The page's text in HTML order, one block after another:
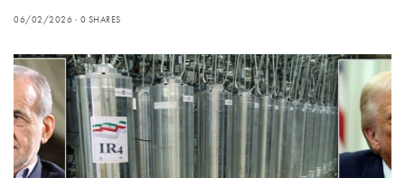
06/02/2026 0 SHARES